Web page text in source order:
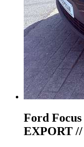
Ford Focus
EXPORT //